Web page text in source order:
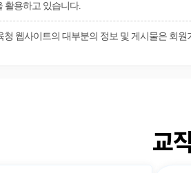
활용하고 있습니다.
청 웹사이트의 대부분의 정보 및 게시물은 회
교